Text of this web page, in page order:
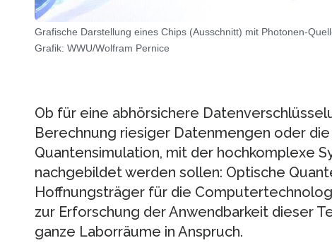
Grafische Darstellung eines Chips (Ausschnitt) mit Photonen-
Grafik: WWU/Wolfram Pernice
Ob für eine abhörsichere
Berechnung riesiger Datenmengen oder
Quantensimulation, mit der hochkomplexe
nachgebildet werden sollen: Optische
Hoffnungsträger für die
zur Erforschung der Anwendbarkeit dieser
ganze Laborräume in Anspruch.